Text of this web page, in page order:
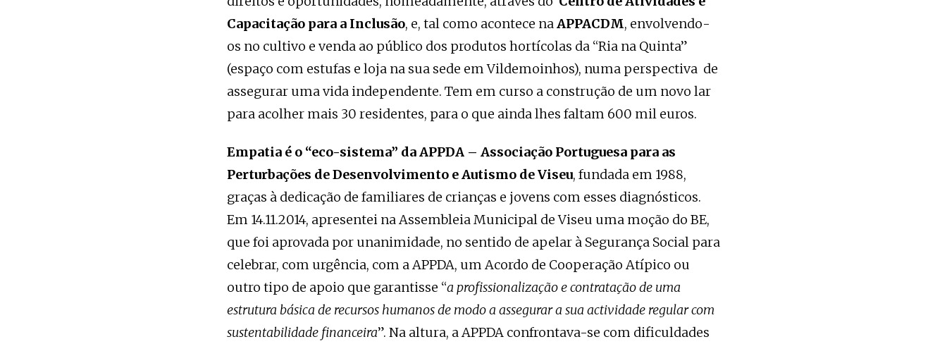
Capacitação para a Inclusão, e, tal como acontece naAPPACDM, envolvendo-
os no cultivo e venda ao público dos produtos hortícolas da “Ria na Quinta”
(espaço com estufas e loja na sua sede em Vildemoinhos), numa perspectiva de
assegurar uma vida independente. Tem em curso a construção de um novo lar
para acolher mais 30 residentes, para o que ainda lhes faltam 600 mil euros.
Empatia é o “eco-sistema” da APPDA – Associação Portuguesa para as
Perturbações de Desenvolvimento e Autismo de Viseu, fundada em 1988,
graças à dedicação de familiares de crianças e jovens com esses diagnósticos.
Em 14.11.2014, apresentei na Assembleia Municipal de Viseu uma moção do BE,
que foi aprovada por unanimidade, no sentido de apelar à Segurança Social para
celebrar, com urgência, com a APPDA, um Acordo de Cooperação Atípico ou
outro tipo de apoio que garantisse “a profissionalização e contratação de uma
estrutura básica de recursos humanos de modo a assegurar a sua actividade regular com
sustentabilidade financeira”. Na altura, a APPDA confrontava-se com dificuldades